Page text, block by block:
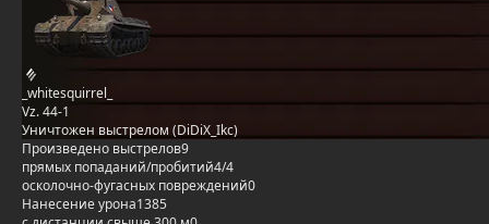
_whitesquirrel_
Vz. 44-1
Уничтожен выстрелом (DiDiX_Ikc)
Произведено выстрелов9
прямых попаданий/пробитий4/4
осколочно-фугасных повреждений0
Нанесение урона1385